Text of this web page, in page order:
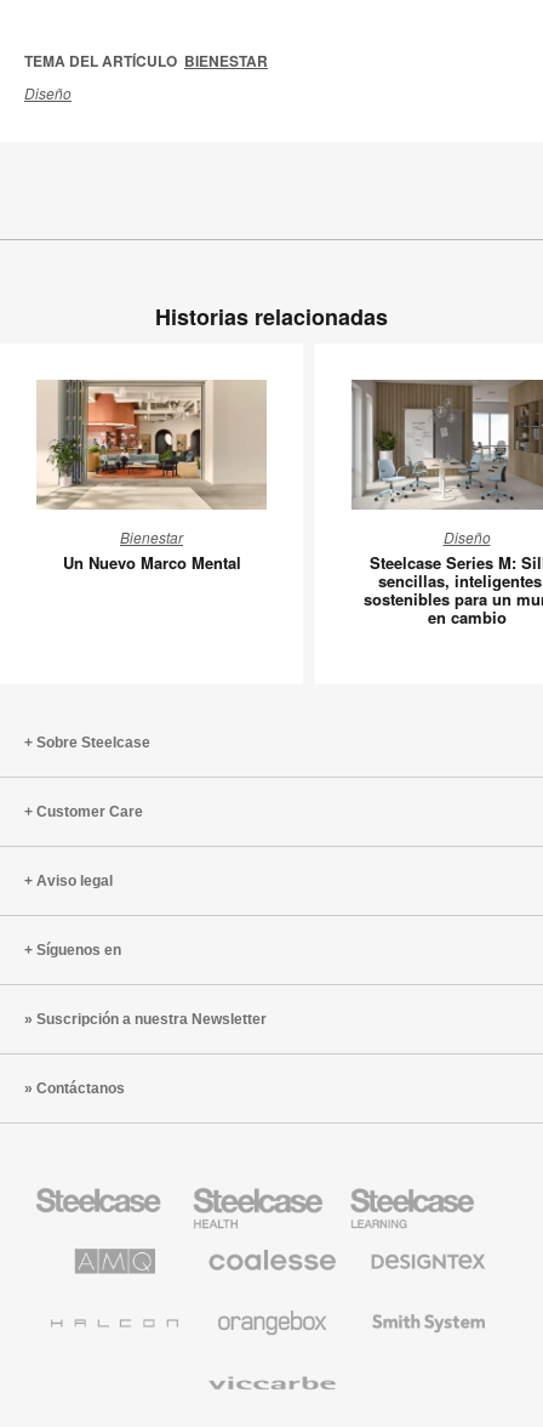
TEMA DEL ARTÍCULO BIENESTAR
Diseño
Historias relacionadas
Nuevo
Marco
Bienestar
Un Nuevo Marco Mental
Series
M:
Sillas
un
Diseño
Steelcase Series M:
sencillas,
sostenibles para un
en cambio
Sobre Steelcase
Customer Care
Aviso legal
Síguenos en
Suscripción a nuestra Newsletter
Contáctanos
Steelcase
para
sanidad
Steelcase
para
educación
Steelcase
Solutions
premium
System